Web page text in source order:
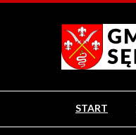
START